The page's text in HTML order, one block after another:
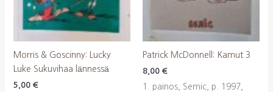
Morris & Goscinny: Lucky
Luke Sukuvihaa lännessä
5,00 €
Patrick McDonnell: Kamut 3
8,00 €
1. painos, Semic, p. 1997,